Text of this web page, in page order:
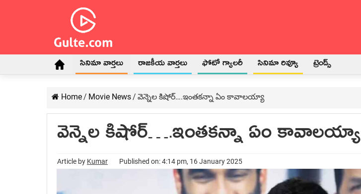
సినిమా వార్తలు రాజకీయ వార్తలు ఫోటో గ్యాలరీ సినిమా రివ్యూ ట్రెండ్స్
Home/ Movie News/ వెన్నెల కిషోర్….ఇంతకన్నా ఏం కావాలయ్యా
వెన్నెల కిషోర్….ఇంతకన్నా ఏం కావాలయ్యా
Article by Kumar Published on: 4:14 pm, 16 January 2025